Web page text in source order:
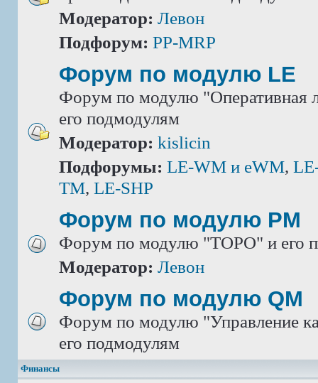
Модератор: Левон
Подфорум: PP-MRP
Форум по модулю LE
Форум по модулю "Оперативная
его подмодулям
Модератор: kislicin
Подфорумы: LE-WM и eWM,
TM, LE-SHP
Форум по модулю РМ
Форум по модулю "ТОРО" и его
Модератор: Левон
Форум по модулю QM
Форум по модулю "Управление
его подмодулям
Финансы